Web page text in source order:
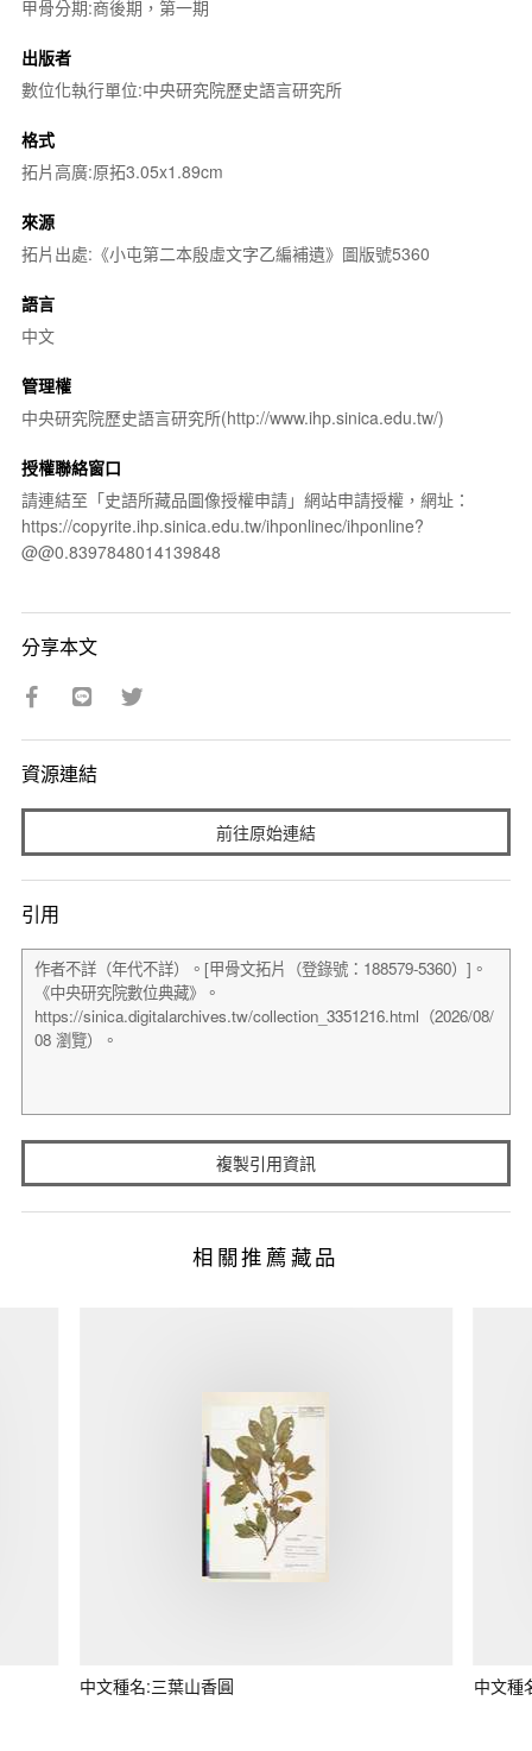
甲骨分期:商後期，第一期
出版者
數位化執行單位:中央研究院歷史語言研究所
格式
拓片高廣:原拓3.05x1.89cm
來源
拓片出處:《小屯第二本殷虛文字乙編補遺》圖版號5360
語言
中文
管理權
中央研究院歷史語言研究所(http://www.ihp.sinica.edu.tw/)
授權聯絡窗口
請連結至「史語所藏品圖像授權申請」網站申請授權，網址：
https://copyrite.ihp.sinica.edu.tw/ihponlinec/ihponline?
@@0.8397848014139848
分享本文
資源連結
前往原始連結
引用
複製引用資訊
相關推薦藏品
中文種名:三葉山香圓 中文種